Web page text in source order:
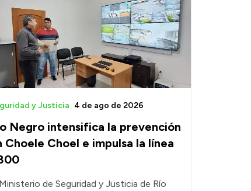
Negro intensifica la prevención
Choele Choel e impulsa la línea
y Justicia 4 de ago de 2026
de Seguridad y Justicia de Río